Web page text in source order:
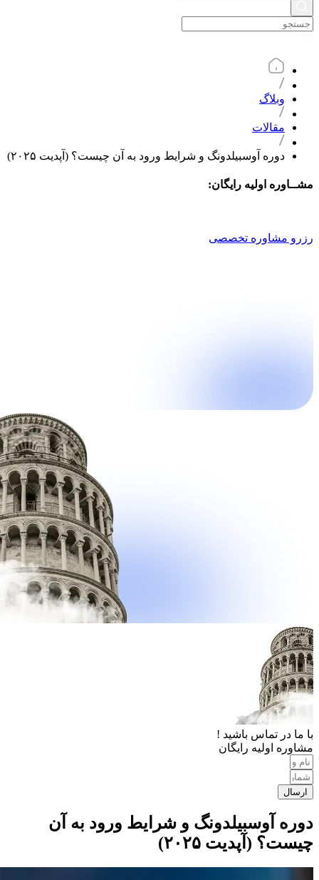
وبلاگ
مقالات
دوره آوسبیلدونگ و شرایط ورود به آن چیست؟ (آپدیت ۲۰۲۵)
مشــاوره اولیه رایگان:
رزرو مشاوره تخصصی
با ما در تماس باشید !
مشاوره اولیه رایگان
ارسال
دوره آوسبیلدونگ و شرایط ورود به آن
چیست؟ (آپدیت ۲۰۲۵)